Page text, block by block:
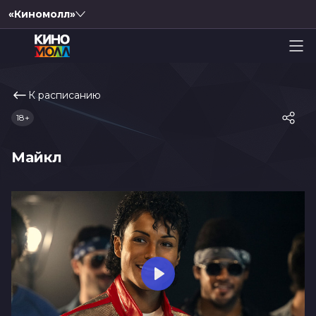
«Киномолл»
К расписанию
Майкл
18+
Play